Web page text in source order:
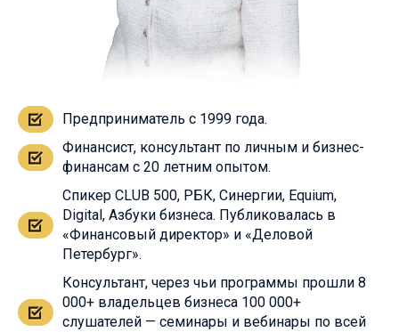
Предприниматель с 1999 года.
Финансист, консультант по личным и бизнес-
финансам с 20 летним опытом.
Спикер CLUB 500, РБК, Синергии, Equium,
Digital, Азбуки бизнеса. Публиковалась в
«Финансовый директор» и «Деловой
Петербург».
Консультант, через чьи программы прошли 8
000+ владельцев бизнеса 100 000+
слушателей — семинары и вебинары по всей